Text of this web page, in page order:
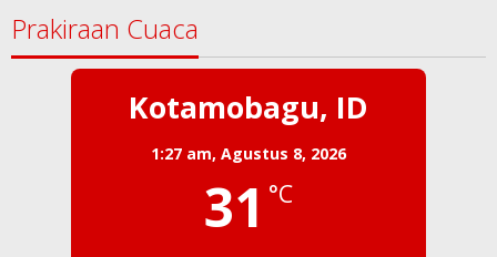
Prakiraan Cuaca
Kotamobagu, ID
1:27 am, Agustus 8, 2026
31 °C